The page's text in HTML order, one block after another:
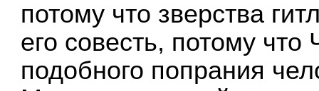
потому что зверства
его совесть, потому
подобного попрания